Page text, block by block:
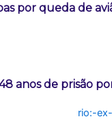
por queda de
anos de prisão